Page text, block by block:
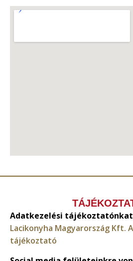
Adatkezelési
Lacikonyha Magyarország Kft.
tájékoztató